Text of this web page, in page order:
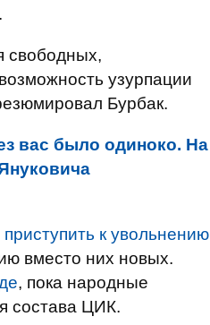
свободных,
узурпации
Бурбак.
вас было одиноко. На
приступить к увольнению
вместо них новых.
, пока народные
состава ЦИК.